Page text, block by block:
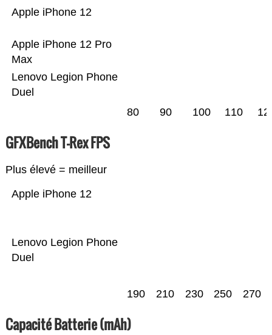
Lenovo Legion Phone
Duel
Apple iPhone 12 Pro
Max
Apple iPhone 12
80 90 100 110
GFXBench T-Rex FPS
Plus élevé = meilleur
Lenovo Legion Phone
Duel
Apple iPhone 12
190 210 230 250 270
Capacité Batterie (mAh)